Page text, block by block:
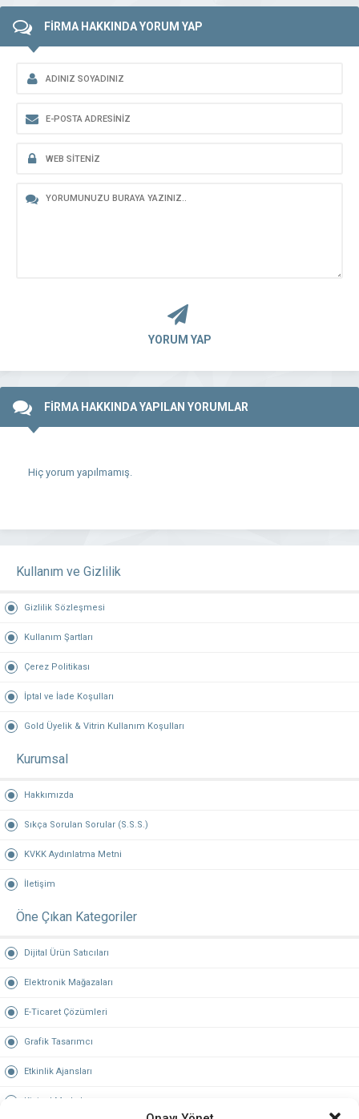
FİRMA HAKKINDA YORUM YAP
YORUM YAP
FİRMA HAKKINDA YAPILAN YORUMLAR
Hiç yorum yapılmamış.
Kullanım ve Gizlilik
Gizlilik Sözleşmesi
Kullanım Şartları
Çerez Politikası
İptal ve İade Koşulları
Gold Üyelik & Vitrin Kullanım Koşulları
Kurumsal
Hakkımızda
Sıkça Sorulan Sorular (S.S.S.)
KVKK Aydınlatma Metni
İletişim
Öne Çıkan Kategoriler
Dijital Ürün Satıcıları
Elektronik Mağazaları
E-Ticaret Çözümleri
Grafik Tasarımcı
Etkinlik Ajansları
Kişisel Markalar